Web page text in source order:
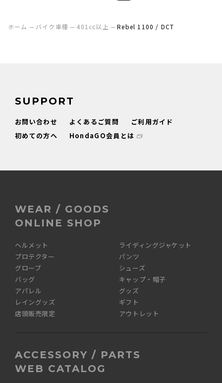
ホーム バイク車種 401cc以上 Rebel 1100 / DCT
SUPPORT
お問い合わせ よくあるご質問
ご利用ガイド
初めての方へ
HondaGO会員とは
WEAR / GOODS
ONLINE SHOP
ヘルメット
ライディングジャケット
プロテクター
パンツ
グローブ
シューズ
バッグ
キャップ・帽子
アパレル
グッズ
レイングッズ
ギフト
店頭販売限定
アウトレット
ACCESSORY / PARTS
WEB CATALOG